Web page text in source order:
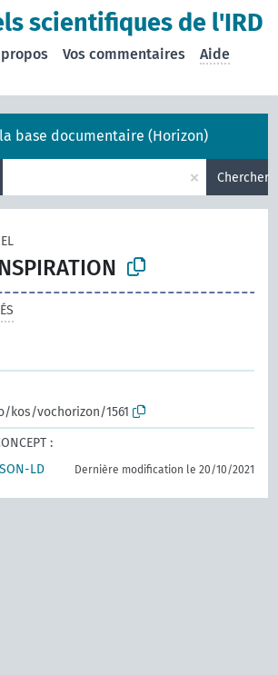
scientifiques de l'IRD
propos Vos commentaires Aide
base documentaire (Horizon)
× Chercher
vochorizon/1561
:
LD Dernière modification le 20/10/2021